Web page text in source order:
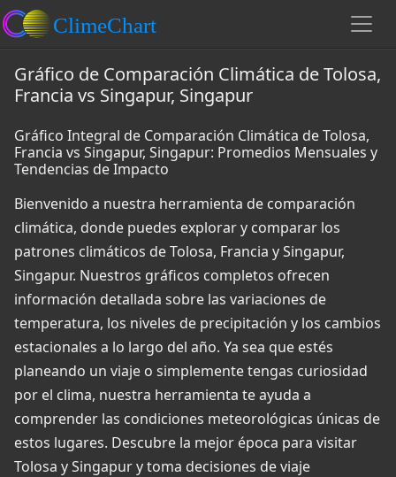
Gráfico de Comparación Climática de Tolosa,
Francia vs Singapur, Singapur
Gráfico Integral de Comparación Climática de Tolosa,
Francia vs Singapur, Singapur: Promedios Mensuales y
Tendencias de Impacto
Bienvenido a nuestra herramienta de comparación
climática, donde puedes explorar y comparar los
patrones climáticos de Tolosa, Francia y Singapur,
Singapur. Nuestros gráficos completos ofrecen
información detallada sobre las variaciones de
temperatura, los niveles de precipitación y los cambios
estacionales a lo largo del año. Ya sea que estés
planeando un viaje o simplemente tengas curiosidad
por el clima, nuestra herramienta te ayuda a
comprender las condiciones meteorológicas únicas de
estos lugares. Descubre la mejor época para visitar
Tolosa y Singapur y toma decisiones de viaje